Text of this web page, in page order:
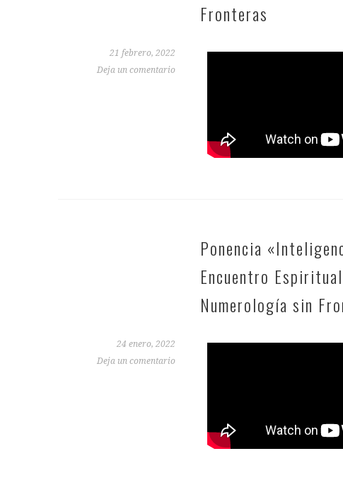
Fronteras
21 febrero, 2022
Deja un comentario
Ponencia
Encuentro
Numerología sin
24 enero, 2022
Deja un comentario